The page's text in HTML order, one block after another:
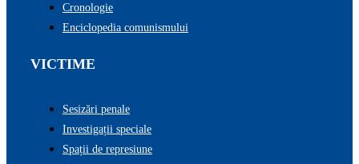
Cronologie
Enciclopedia comunismului
VICTIME
Sesizări penale
Investigații speciale
Spații de represiune